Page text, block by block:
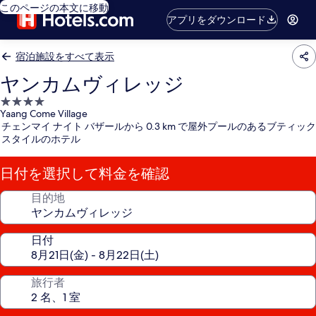
このページの本文に移動
アプリをダウンロード
宿泊施設をすべて表示
ヤンカムヴィレッジ
4.0
つ
星
泊
施
設
Yaang Come Village
チェンマイ ナイト バザールから 0.3 km で屋外プールのあるブティック
スタイルのホテル
日付を選択して料金を確認
目的地
日付
旅行者